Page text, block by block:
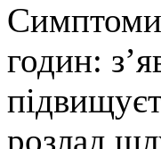
Симптоми
годин:
розлад